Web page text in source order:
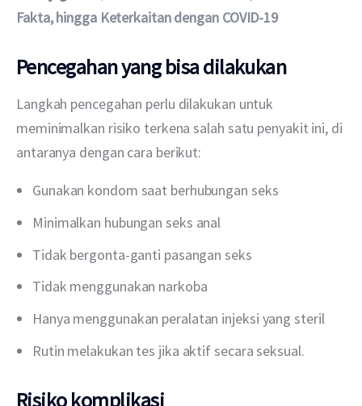
Fakta, hingga Keterkaitan dengan COVID-19
Pencegahan yang bisa dilakukan
Langkah pencegahan perlu dilakukan untuk
meminimalkan risiko terkena salah satu penyakit ini, di
antaranya dengan cara berikut:
Gunakan kondom saat berhubungan seks
Minimalkan hubungan seks anal
Tidak bergonta-ganti pasangan seks
Tidak menggunakan narkoba
Hanya menggunakan peralatan injeksi yang steril
Rutin melakukan tes jika aktif secara seksual.
Risiko komplikasi